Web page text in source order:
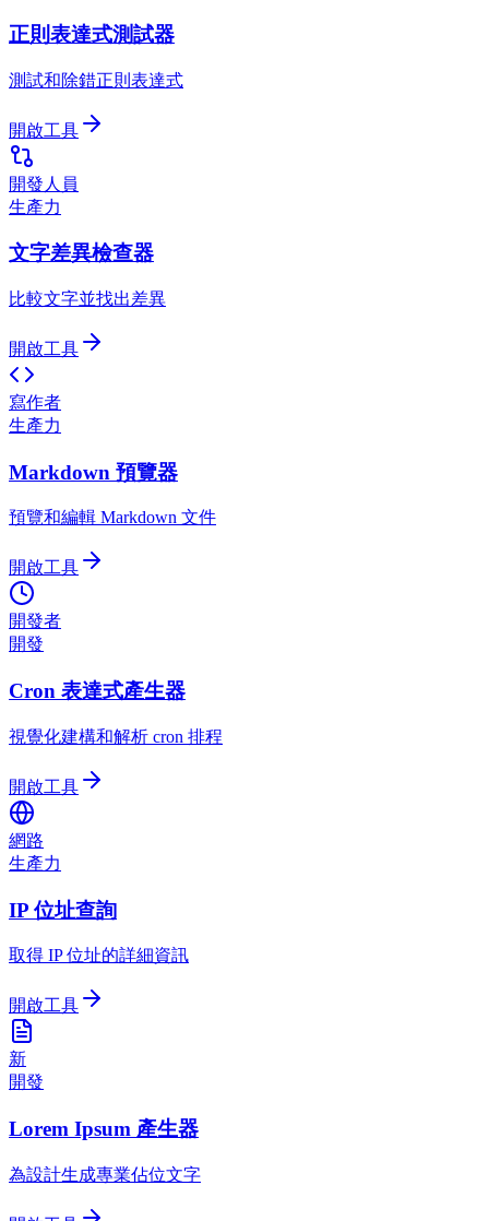
正則表達式測試器
測試和除錯正則表達式
開啟工具
開發人員
生產力
文字差異檢查器
比較文字並找出差異
開啟工具
寫作者
生產力
Markdown 預覽器
預覽和編輯 Markdown 文件
開啟工具
開發者
開發
Cron 表達式產生器
視覺化建構和解析 cron 排程
開啟工具
網路
生產力
IP 位址查詢
取得 IP 位址的詳細資訊
開啟工具
新
開發
Lorem Ipsum 產生器
為設計生成專業佔位文字